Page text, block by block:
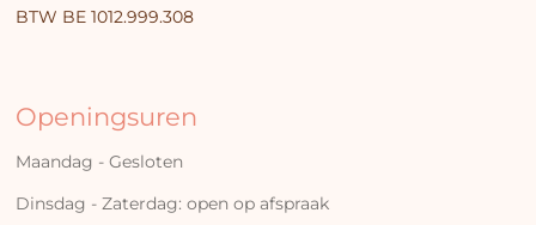
BTW BE 1012.999.308
Openingsuren
Maandag - Gesloten
Dinsdag - Zaterdag: open op afspraak